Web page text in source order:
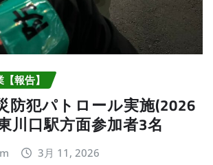
報告】
防犯パトロール実施(2026
川口駅方面参加者3名
3月 11, 2026